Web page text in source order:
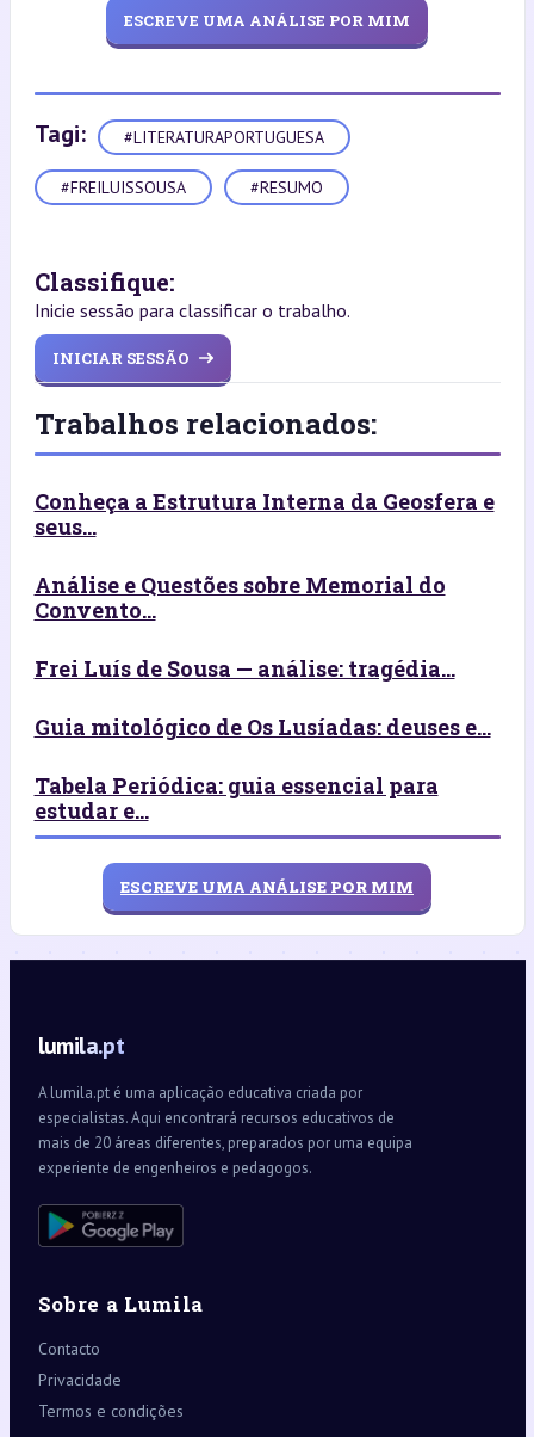
ESCREVE UMA ANÁLISE POR MIM
Tagi: #LITERATURAPORTUGUESA
#FREILUISSOUSA #RESUMO
Classifique:
Inicie sessão para classificar o trabalho.
INICIAR SESSÃO
Trabalhos relacionados:
Conheça a Estrutura Interna da Geosfera e
seus...
Análise e Questões sobre Memorial do
Convento...
Frei Luís de Sousa — análise: tragédia...
Guia mitológico de Os Lusíadas: deuses e...
Tabela Periódica: guia essencial para
estudar e...
ESCREVE UMA ANÁLISE POR MIM
lumila.pt
A lumila.pt é uma aplicação educativa criada por
especialistas. Aqui encontrará recursos educativos de
mais de 20 áreas diferentes, preparados por uma equipa
experiente de engenheiros e pedagogos.
Sobre a Lumila
Contacto
Privacidade
Termos e condições